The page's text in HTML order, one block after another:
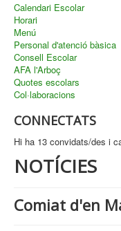
Calendari Escolar
Horari
Menú
Personal d'atenció bàsica
Consell Escolar
AFA l'Arboç
Quotes escolars
Col·laboracions
CONNECTATS
Hi ha 13 convidats/des i
NOTÍCIES
Comiat d'en